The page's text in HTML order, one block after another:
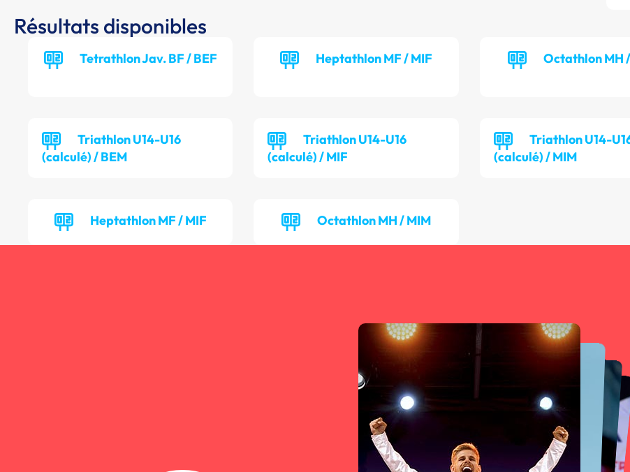
Résultats disponibles
Tetrathlon Jav. BF / BEF Heptathlon MF / MIF Octathlon MH
Triathlon U14-U16
(calculé) / BEM
Triathlon U14-U16
(calculé) / MIF
Triathlon U14-
(calculé) / MIM
Heptathlon MF / MIF Octathlon MH / MIM